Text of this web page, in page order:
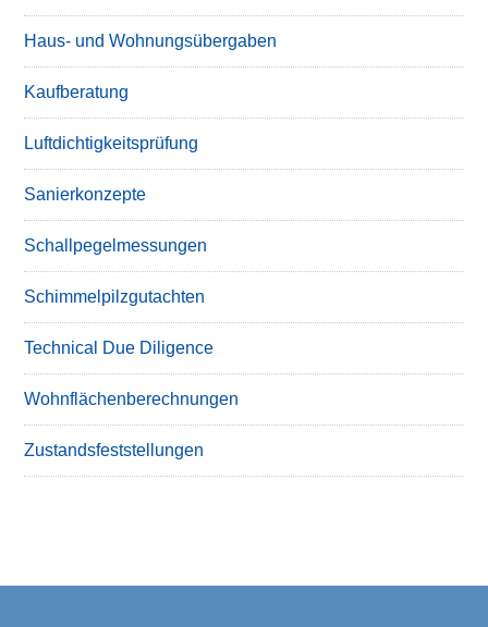
Haus- und Wohnungsübergaben
Kaufberatung
Luftdichtigkeitsprüfung
Sanierkonzepte
Schallpegelmessungen
Schimmelpilzgutachten
Technical Due Diligence
Wohnflächenberechnungen
Zustandsfeststellungen